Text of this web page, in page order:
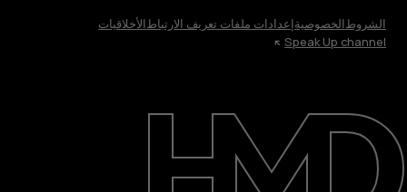
حول
الدعم
الشروطالخصوصيةإعدادات ملفات تعريف الارتباطالأخلاقيات
Speak Up channel